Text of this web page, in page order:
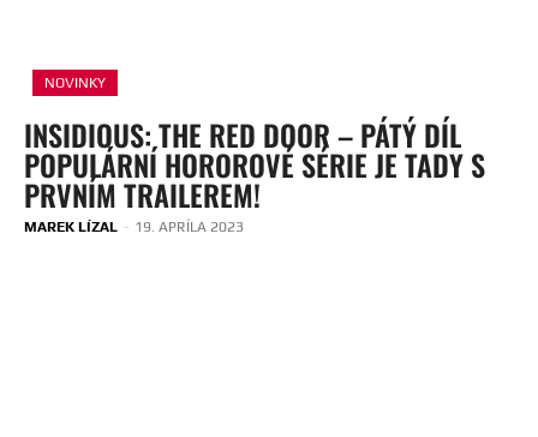
NOVINKY
INSIDIOUS: THE RED DOOR – PÁTÝ DÍL
POPULÁRNÍ HOROROVÉ SÉRIE JE TADY S
PRVNÍM TRAILEREM!
MAREK LÍZAL - 19. APRÍLA 2023